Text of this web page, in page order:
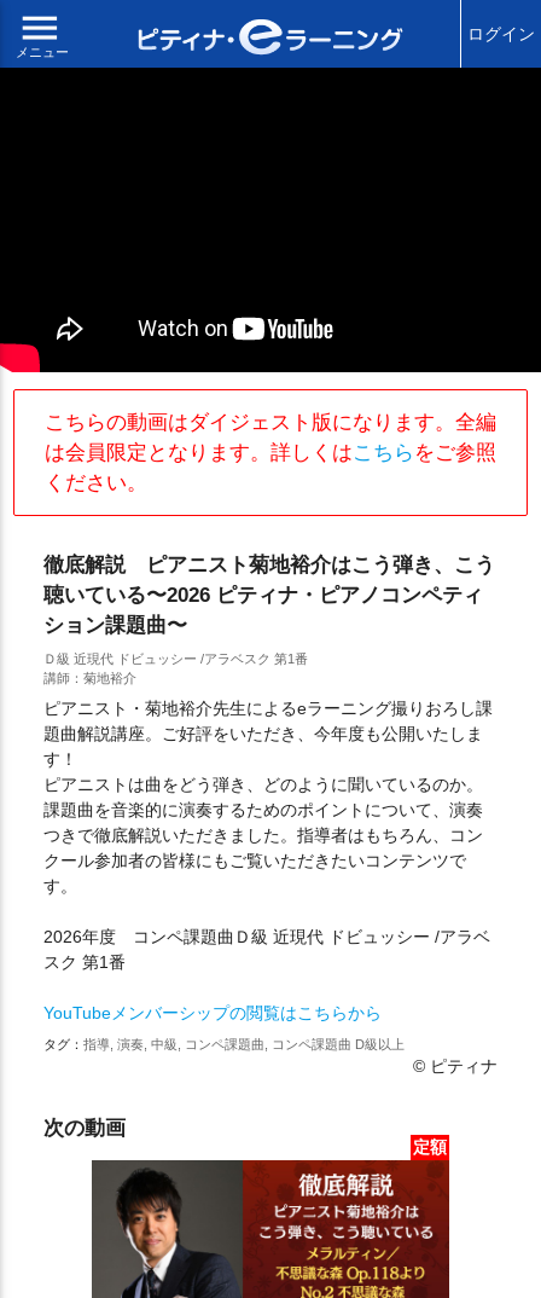
menu
メニュー
ログイン
こちらの動画はダイジェスト版になります。全編
は会員限定となります。詳しくはこちら をご参照
ください。
徹底解説 ピアニスト菊地裕介はこう弾き、こう
聴いている〜2026 ピティナ・ピアノコンペティ
ション課題曲〜
Ｄ級 近現代 ドビュッシー /アラベスク 第1番
講師：菊地裕介
ピアニスト・菊地裕介先生によるeラーニング撮りおろし課
題曲解説講座。ご好評をいただき、今年度も公開いたしま
す！
ピアニストは曲をどう弾き、どのように聞いているのか。
課題曲を音楽的に演奏するためのポイントについて、演奏
つきで徹底解説いただきました。指導者はもちろん、コン
クール参加者の皆様にもご覧いただきたいコンテンツで
す。
2026年度 コンペ課題曲Ｄ級 近現代 ドビュッシー /アラベ
スク 第1番
YouTubeメンバーシップの閲覧はこちらから
タグ： 指導, 演奏, 中級, コンペ課題曲, コンペ課題曲 D級以上
© ピティナ
次の動画
定額